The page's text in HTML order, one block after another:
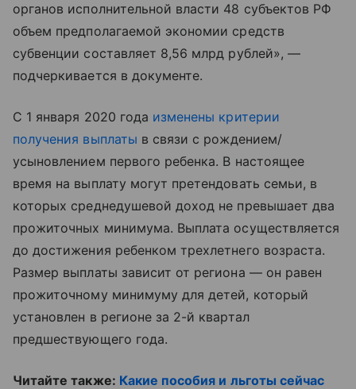
органов исполнительной власти 48 субъектов РФ
объем предполагаемой экономии средств
субвенции составляет 8,56 млрд рублей», —
подчеркивается в документе.
С 1 января 2020 года изменены критерии
получения выплаты в связи с рождением/
усыновлением первого ребенка. В настоящее
время на выплату могут претендовать семьи, в
которых среднедушевой доход не превышает два
прожиточных минимума. Выплата осуществляется
до достижения ребенком трехлетнего возраста.
Размер выплаты зависит от региона — он равен
прожиточному минимуму для детей, который
установлен в регионе за 2-й квартал
предшествующего года.
Читайте также: Какие пособия и льготы сейчас